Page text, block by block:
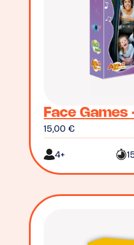
Face Games
15,00€
4+